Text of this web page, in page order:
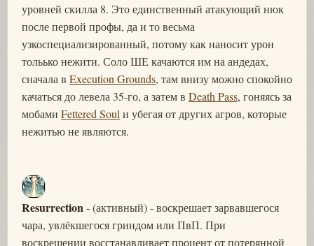
уровней скилла 8. Это единственный атакующий нюк
после первой профы, да и то весьма
узкоспециализированный, потому как наносит урон
тольько нежити. Соло ШЕ качаются им на андедах,
сначала в Execution Grounds, там внизу можно спокойно
качаться до левела 35-го, а затем в Death Pass, гоняясь за
мобами Fettered Soul и убегая от других агров, которые
нежитью не являются.
Resurrection - (активный) - воскрешает зарвавшегося
чара, увлёкшегося гриндом или ПвП. При
воскрешении восстанавливает процент от потерянной